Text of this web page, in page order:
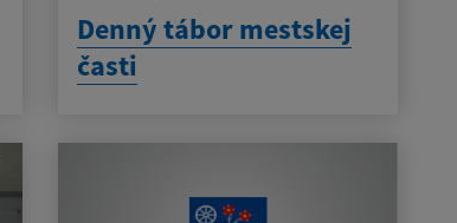
Denný tábor mestskej
časti